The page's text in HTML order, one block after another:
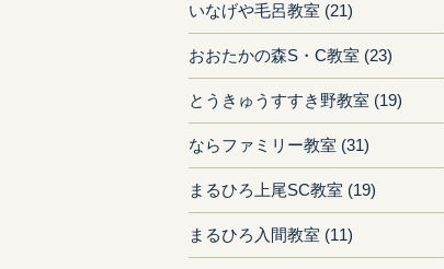
いなげや毛呂教室 (21)
おおたかの森S・C教室 (23)
とうきゅうすすき野教室 (19)
ならファミリー教室 (31)
まるひろ上尾SC教室 (19)
まるひろ入間教室 (11)